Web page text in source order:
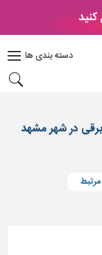
کنید
دسته بندی ها
در شهر مشهد